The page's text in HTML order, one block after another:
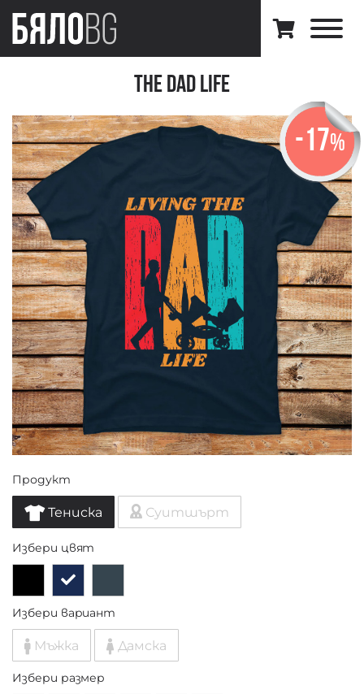
The dad life
-17%
Продукт
Тениска Суитшърт
Избери цвят
Избери вариант
Мъжка Дамска
Избери размер